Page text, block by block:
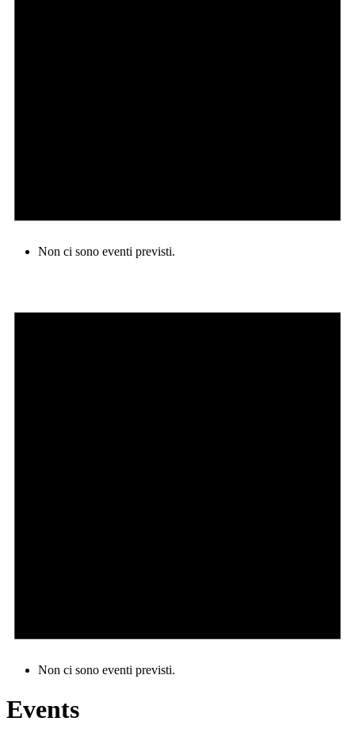
Non ci sono eventi previsti.
Non ci sono eventi previsti.
Events